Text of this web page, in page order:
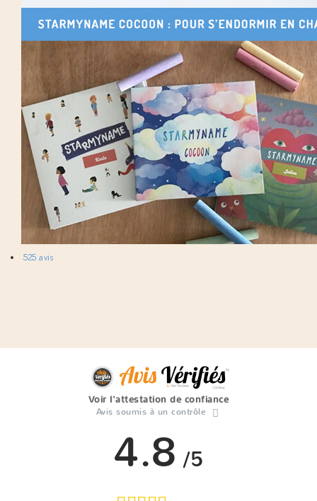
525 avis
Voir l'attestation de confiance
Avis soumis à un contrôle
4.8 /5